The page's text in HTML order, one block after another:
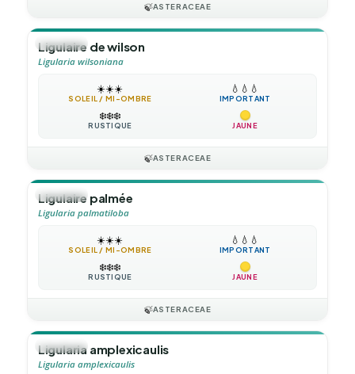
🍃ASTERACEAE
🪴VIVACE
Ligulaire de wilson
Ligularia wilsoniana
☀️☀️☀️
SOLEIL / MI-OMBRE
💧 💧 💧
IMPORTANT
❄️❄️❄️
RUSTIQUE JAUNE
🍃ASTERACEAE
🪴VIVACE
Ligulaire palmée
Ligularia palmatiloba
☀️☀️☀️
SOLEIL / MI-OMBRE
💧 💧 💧
IMPORTANT
❄️❄️❄️
RUSTIQUE JAUNE
🍃ASTERACEAE
🪴VIVACE
Ligularia amplexicaulis
Ligularia amplexicaulis